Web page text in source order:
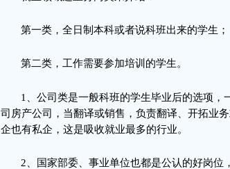
第一类，全日制本科或者说科班出来的学生；
第二类，工作需要参加培训的学生。
1 、公司类是一般科班的学生毕业后的选项，
司房产公司，当翻译或销售，负责翻译、开拓业
企也有私企，这是吸收就业最多的行业。
2
国家部委、事业单位也都是公认的好岗位